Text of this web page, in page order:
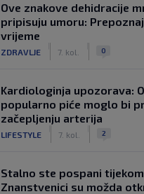
Ove znakove dehidracije
pripisuju umoru:
vrijeme
ZDRAVLJE 7. kol. 0
Kardiologinja upozorava:
popularno piće moglo bi
začepljenju arterija
LIFESTYLE 7. kol. 2
Stalno ste pospani
Znanstvenici su možda